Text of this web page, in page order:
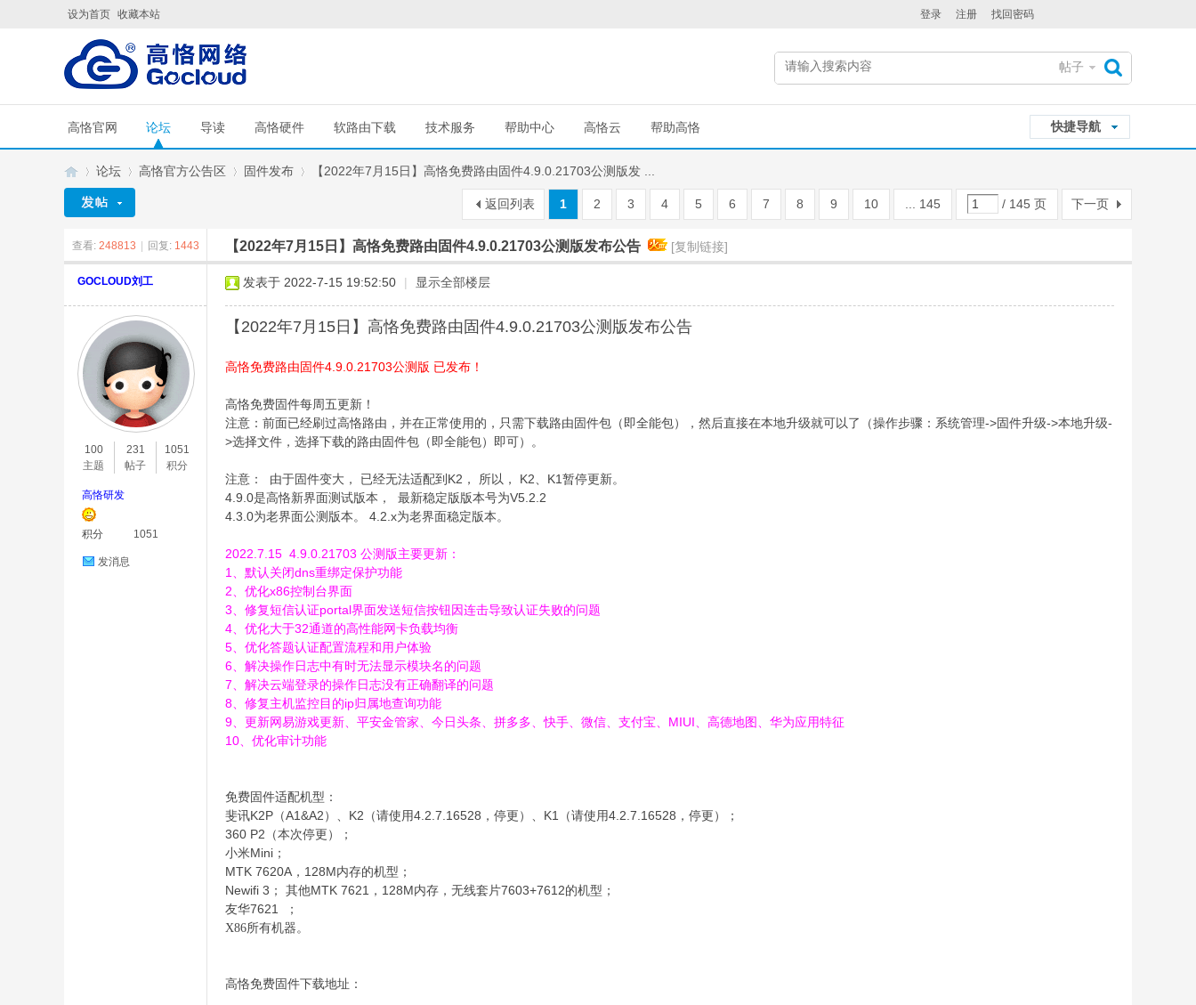
设为首页 收藏本站 登录 注册 找回密码
帖子
快捷导航
高恪官网 论坛 导读 高恪硬件 软路由下载 技术服务 帮助中心 高恪云 帮助高恪
G »
论坛
›
高恪官方公告区 固件发布
›
【2022年7月15日】高恪免费路由固件4.9.0.21703公测版发 ...
1 2 3 4 5 6 7 8 9 10 ... 145 / 145 页 下一页
返回列表
查看: 248813 回复: 1443 【2022年7月15日】高恪免费路由固件4.9.0.21703公测版发布公告 [复制链接]
GOCLOUD刘工
100
主题
231
帖子
1051
积分
高恪研发
积分 1051
发消息
发表于 2022-7-15 19:52:50 | 显示全部楼层
【 2022年7月15日】高恪免费路由固件4.9.0.21703公测版发布公告
高恪免费路由固件4.9.0.21703公测版 已发布！
高恪免费固件每周五更新！
注意：前面已经刷过高恪路由，并在正常使用的，只需下载路由固件包（即全能包），然后直接在本地升级就可以了（操作步骤：系统管理->固件升级->本地升级-
>选择文件，选择下载的路由固件包（即全能包）即可）。
注意： 由于固件变大， 已经无法适配到K2， 所以， K2、K1暂停更新。
4.9.0是高恪新界面测试版本， 最新稳定版版本号为V5.2.2
4.3.0为老界面公测版本。 4.2.x为老界面稳定版本。
2022.7.15 4.9.0.21703 公测版主要更新：
1、默认关闭dns重绑定保护功能
2、优化x86控制台界面
3、修复短信认证portal界面发送短信按钮因连击导致认证失败的问题
4、优化大于32通道的高性能网卡负载均衡
5、优化答题认证配置流程和用户体验
6、 解决操作日志中有时无法显示模块名的问题
7、解决云端登录的操作日志没有正确翻译的问题
8、修复主机监控目的ip归属地查询功能
9、更新网易游戏更新、平安金管家、今日头条、拼多多、快手、微信、支付宝、MIUI、高德地图、华为应用特征
10、优化审计功能
免费固件适配机型：
斐讯K2P（A1&A2）、K2（请使用4.2.7.16528，停更）、K1（请使用4.2.7.16528，停更）；
360 P2（本次停更）；
小米Mini；
MTK 7620A，128M内存的机型；
Newifi 3 ； 其他MTK 7621，128M内存，无线套片7603+7612的机型；
友华7621
；
X86所有机器。
高恪免费固件下载地址：